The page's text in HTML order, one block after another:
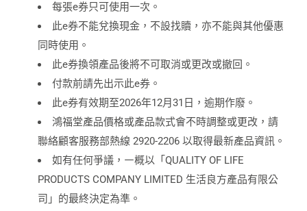
每張e券只可使用一次。
此e券不能兌換現金，不設找贖，亦不能與其他優惠
同時使用。
此e券換領產品後將不可取消或更改或撤回。
付款前請先出示此e券。
此e券有效期至2026年12月31日，逾期作廢。
鴻福堂產品價格或產品款式會不時調整或更改，請
聯絡顧客服務部熱線 2920-2206 以取得最新產品資訊。
如有任何爭議，㇐概以「QUALITY OF LIFE
PRODUCTS COMPANY LIMITED 生活良方產品有限公
司」的最終決定為準。